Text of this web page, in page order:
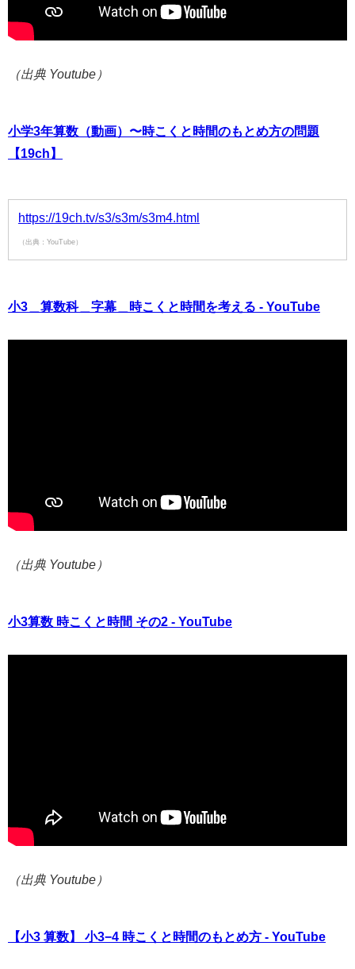
（出典 Youtube）
小学3年算数（動画）〜時こくと時間のもとめ方の問題
【19ch】
https://19ch.tv/s3/s3m/s3m4.html
（出典：YouTube）
小3＿算数科＿字幕＿時こくと時間を考える - YouTube
（出典 Youtube）
小3算数 時こくと時間 その2 - YouTube
（出典 Youtube）
【小3 算数】 小3−4 時こくと時間のもとめ方 - YouTube